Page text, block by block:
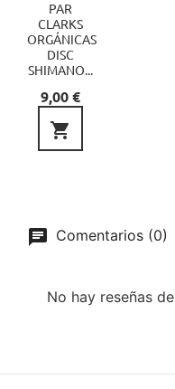
PAR
CLARKS
ORGÁNICAS
DISC
SHIMANO...
Precio
9,00 €

Comentarios (0)
No hay reseñas